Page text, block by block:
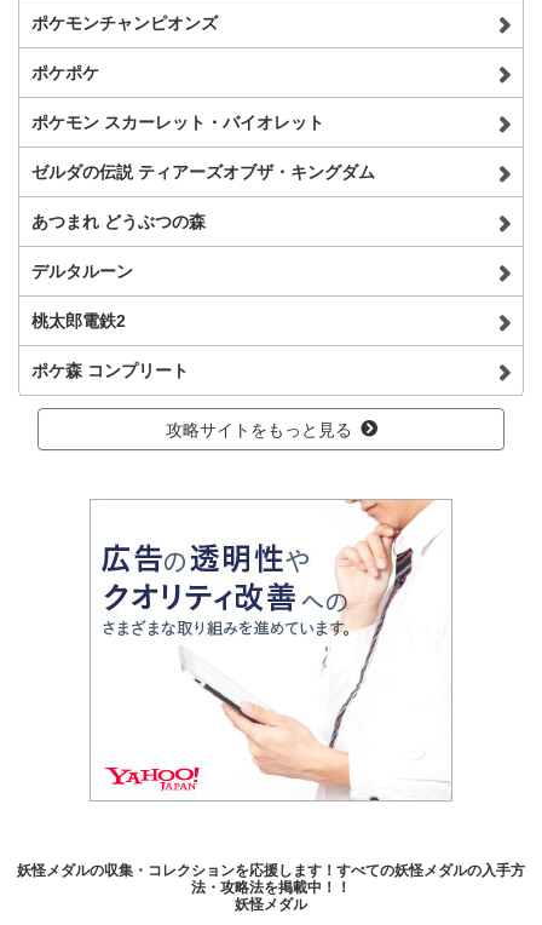
ポケモンチャンピオンズ
ポケポケ
ポケモン スカーレット・バイオレット
ゼルダの伝説 ティアーズオブザ・キングダム
あつまれ どうぶつの森
デルタルーン
桃太郎電鉄2
ポケ森 コンプリート
攻略サイトをもっと見る
妖怪メダルの収集・コレクションを応援します！すべての妖怪メダルの入手方
法・攻略法を掲載中！！
妖怪メダル